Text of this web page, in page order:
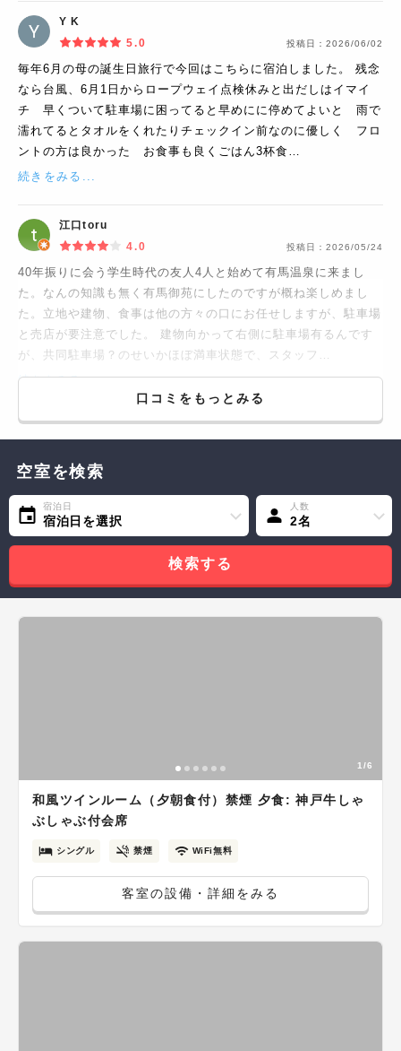
Y K
5.0
投稿日： 2026/06/02
毎年6月の母の誕生日旅行で今回はこちらに宿泊しました。 残念
なら台風、6月1日からロープウェイ点検休みと出だしはイマイ
チ 早くついて駐車場に困ってると早めにに停めてよいと 雨で
濡れてるとタオルをくれたりチェックイン前なのに優しく フロ
ントの方は良かった お食事も良くごはん3杯食…
続きをみる...
江口toru
4.0
投稿日： 2026/05/24
40年振りに会う学生時代の友人4人と始めて有馬温泉に来まし
た。なんの知識も無く有馬御苑にしたのですが概ね楽しめまし
た。立地や建物、食事は他の方々の口にお任せしますが、駐車場
と売店が要注意でした。 建物向かって右側に駐車場有るんです
が、共同駐車場？のせいかほぼ満車状態で、スタッフ…
続きをみる...
口コミをもっとみる
空室を検索
宿泊日
宿泊日を選択
人数
2名
検索する
1/6
和風ツインルーム（夕朝食付）禁煙 夕食: 神戸牛しゃ
ぶしゃぶ付会席
シングル 禁煙 WiFi無料
客室の設備・詳細をみる